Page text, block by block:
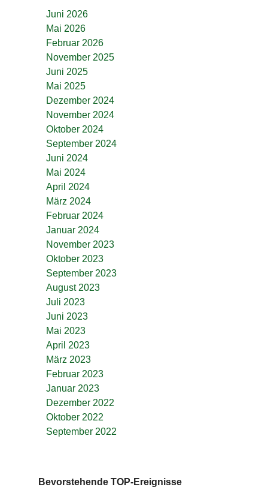
Juni 2026
Mai 2026
Februar 2026
November 2025
Juni 2025
Mai 2025
Dezember 2024
November 2024
Oktober 2024
September 2024
Juni 2024
Mai 2024
April 2024
März 2024
Februar 2024
Januar 2024
November 2023
Oktober 2023
September 2023
August 2023
Juli 2023
Juni 2023
Mai 2023
April 2023
März 2023
Februar 2023
Januar 2023
Dezember 2022
Oktober 2022
September 2022
Bevorstehende TOP-Ereignisse